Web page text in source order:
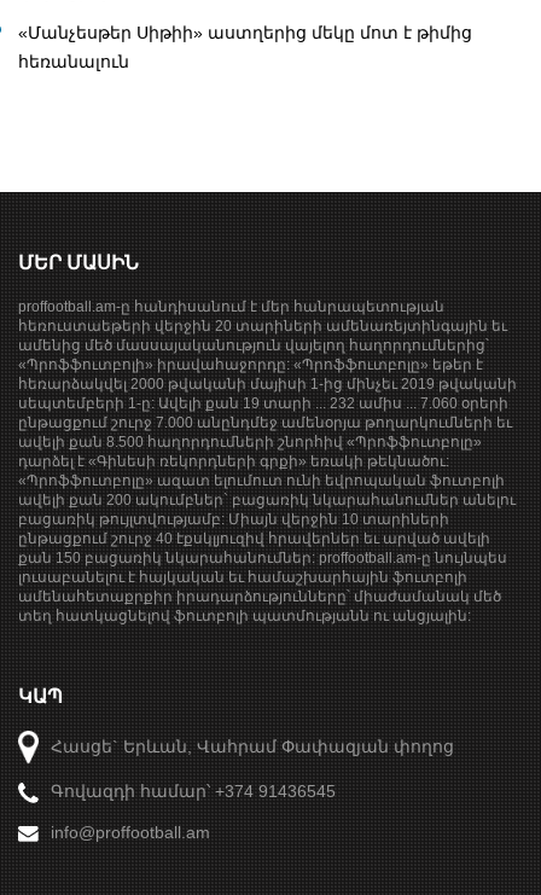
«Մանչեսթեր Սիթիի» աստղերից մեկը մոտ է թիմից
հեռանալուն
ՄԵՐ ՄԱՍԻՆ
proffootball.am-ը հանդիսանում է մեր հանրապետության
հեռուստաեթերի վերջին 20 տարիների ամենառեյտինգային եւ
ամենից մեծ մասսայականություն վայելող հաղորդումներից՝
«Պրոֆֆուտբոլի» իրավահաջորդը: «Պրոֆֆուտբոլը» եթեր է
հեռարձակվել 2000 թվականի մայիսի 1-ից մինչեւ 2019 թվականի
սեպտեմբերի 1-ը: Ավելի քան 19 տարի ... 232 ամիս ... 7.060 օրերի
ընթացքում շուրջ 7.000 անընդմեջ ամենօրյա թողարկումների եւ
ավելի քան 8.500 հաղորդումների շնորհիվ «Պրոֆֆուտբոլը»
դարձել է «Գինեսի ռեկորդների գրքի» եռակի թեկնածու:
«Պրոֆֆուտբոլը» ազատ ելումուտ ունի եվրոպական ֆուտբոլի
ավելի քան 200 ակումբներ` բացառիկ նկարահանումներ անելու
բացառիկ թույլտվությամբ: Միայն վերջին 10 տարիների
ընթացքում շուրջ 40 էքսկլյուզիվ հրավերներ եւ արված ավելի
քան 150 բացառիկ նկարահանումներ: proffootball.am-ը նույնպես
լուսաբանելու է հայկական եւ համաշխարհային ֆուտբոլի
ամենահետաքրքիր իրադարձությունները՝ միաժամանակ մեծ
տեղ հատկացնելով ֆուտբոլի պատմությանն ու անցյալին:
ԿԱՊ
Հասցե` Երևան, Վահրամ Փափազյան փողոց
Գովազդի համար՝ +374 91436545
info@proffootball.am